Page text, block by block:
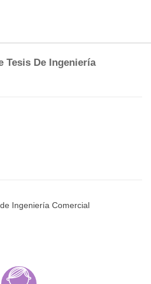
Tesis De Ingeniería
Ingeniería Comercial